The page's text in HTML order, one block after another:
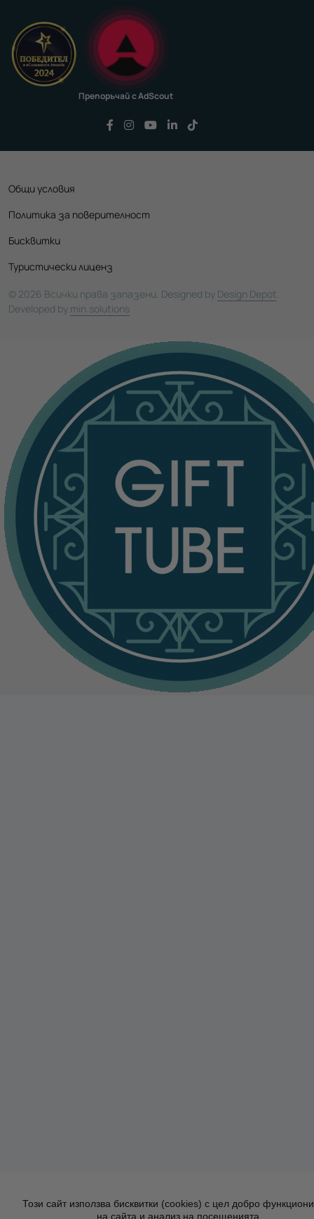
Този сайт използва бисквитки (cookies) с цел добро
на сайта и анализ на посещенията.
Препоръчай с AdScout
Последвайте ни във Facebook
Последвайте ни във Instagram
Последвайте ни във
Последвайте ни във
Общи условия
Политика за поверителност
Бисквитки
Туристически лиценз
© 2026 Всички права запазени. Designed by Design Depot.
Developed by min.solutions